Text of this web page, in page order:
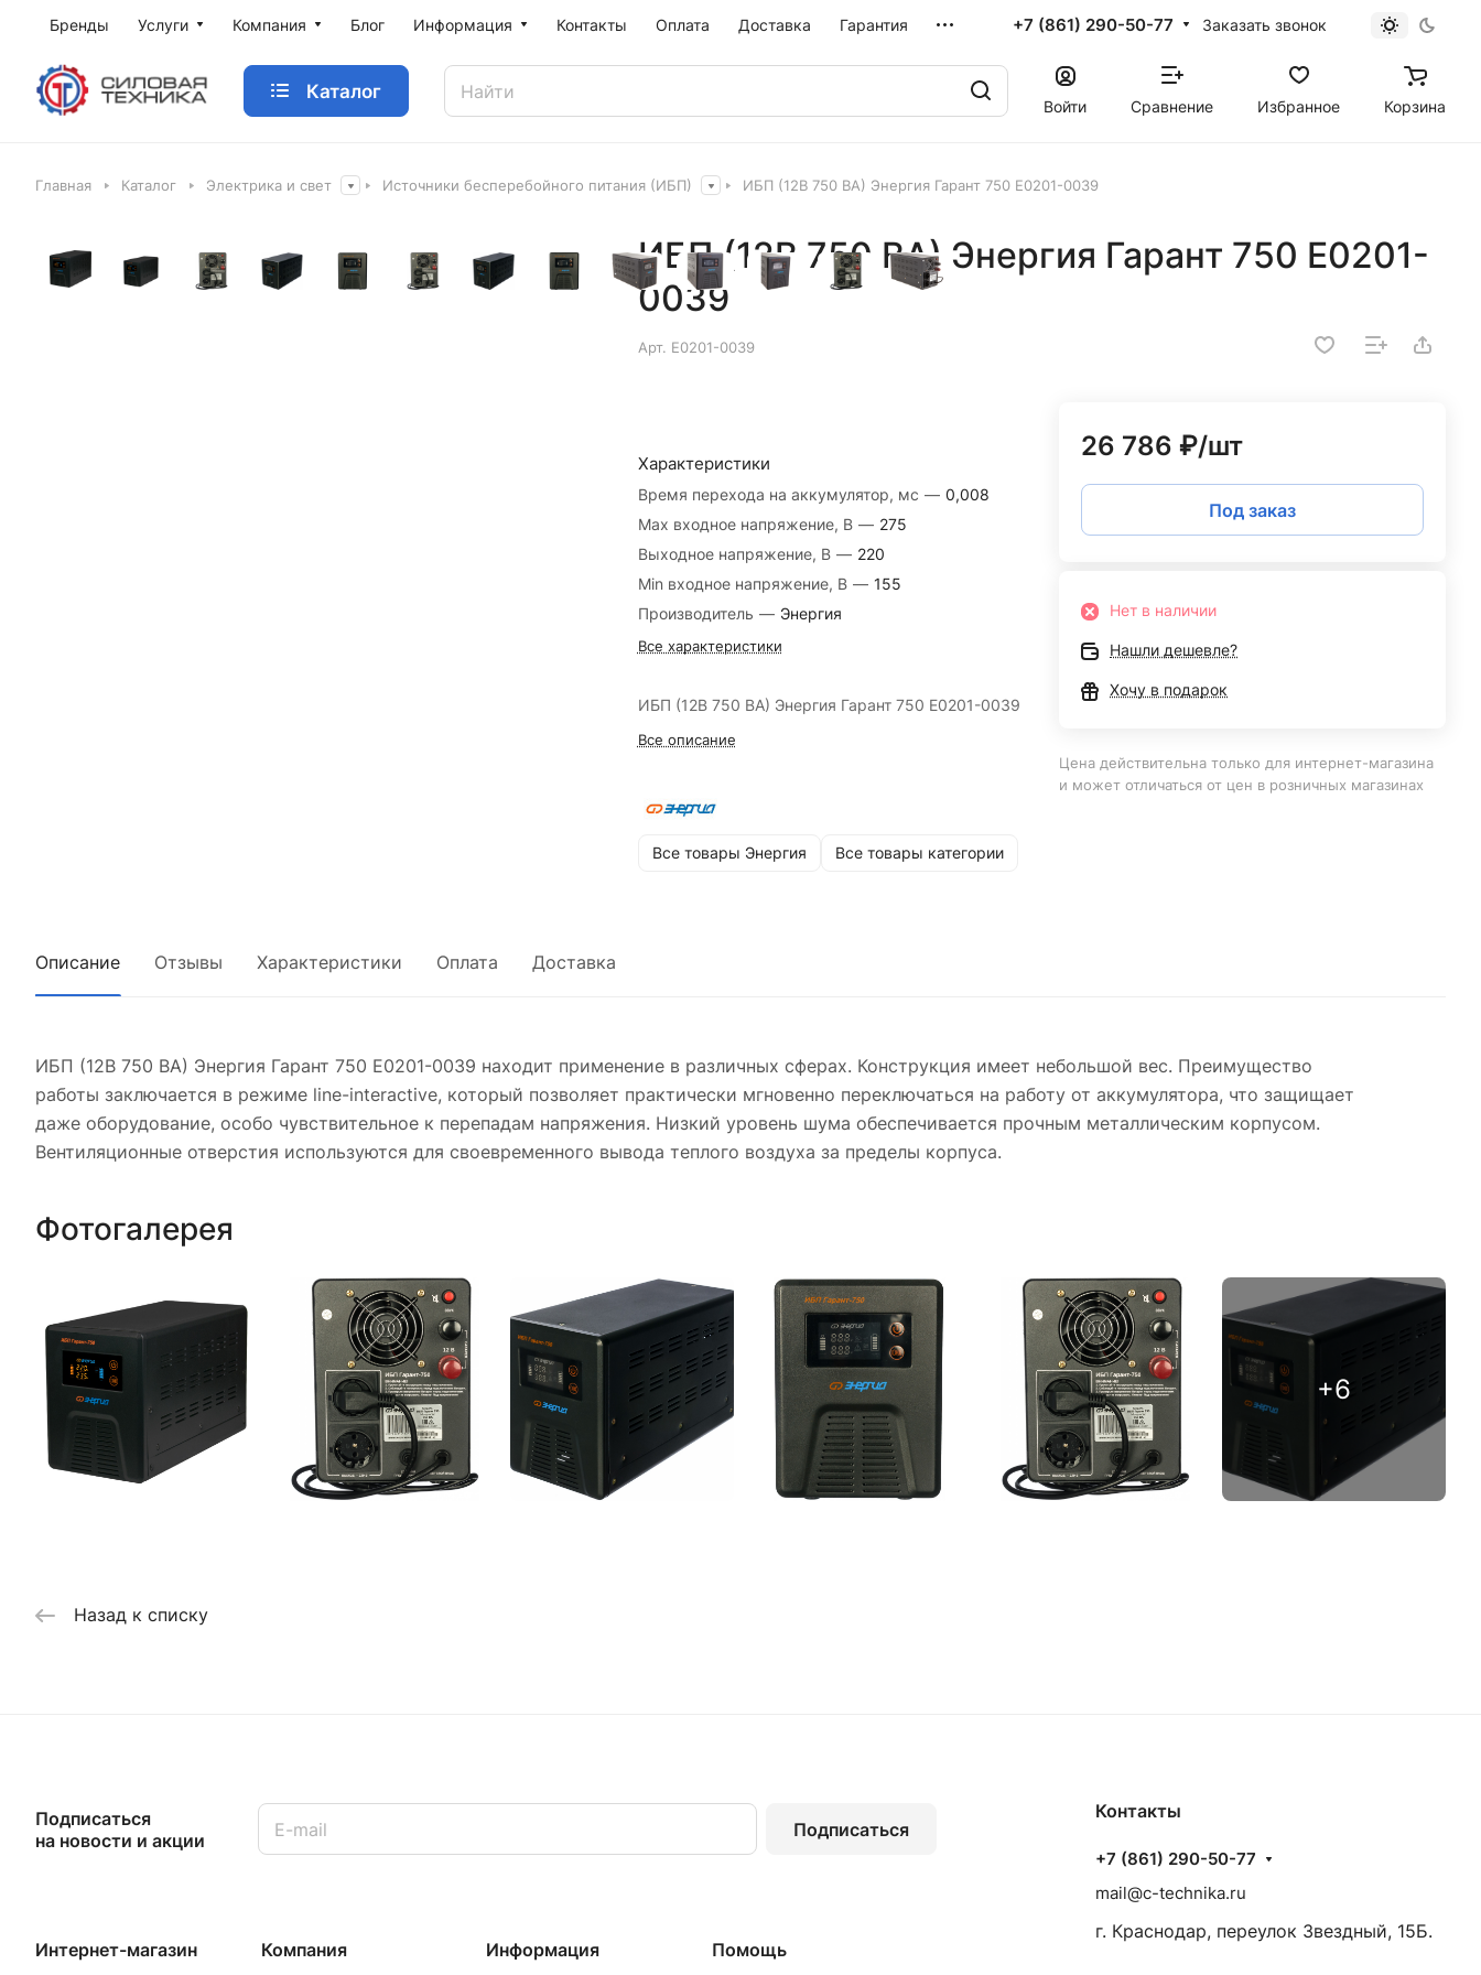
Бренды Услуги Компания Блог Информация Контакты Оплата Доставка Гарантия +7 (861) 290-50-77 Заказать звонок
Каталог
Войти Сравнение Избранное Корзина
Главная Каталог Электрика и свет Источники бесперебойного питания (ИБП) ИБП (12В 750 ВА) Энергия Гарант 750 Е0201-0039
ИБП (12В 750 ВА) Энергия Гарант 750 Е0201-
0039
Арт. Е0201-0039
Характеристики
Время перехода на аккумулятор, мс — 0,008
Max входное напряжение, В — 275
Выходное напряжение, В — 220
Min входное напряжение, В — 155
Производитель — Энергия
Все характеристики
ИБП (12В 750 ВА) Энергия Гарант 750 Е0201-0039
Все описание
Все товары Энергия Все товары категории
26 786 ₽/шт
Под заказ
Нет в наличии
Нашли дешевле?
Хочу в подарок
Цена действительна только для интернет-магазина
и может отличаться от цен в розничных магазинах
Описание Отзывы Характеристики Оплата Доставка
ИБП (12В 750 ВА) Энергия Гарант 750 Е0201-0039 находит применение в различных сферах. Конструкция имеет небольшой вес. Преимущество
работы заключается в режиме line-interactive, который позволяет практически мгновенно переключаться на работу от аккумулятора, что защищает
даже оборудование, особо чувствительное к перепадам напряжения. Низкий уровень шума обеспечивается прочным металлическим корпусом.
Вентиляционные отверстия используются для своевременного вывода теплого воздуха за пределы корпуса.
Фотогалерея
Назад к списку
Подписаться
на новости и акции
Подписаться
Интернет-магазин Компания Информация Помощь
Контакты
+7 (861) 290-50-77
mail@c-technika.ru
г. Краснодар, переулок Звездный, 15Б.